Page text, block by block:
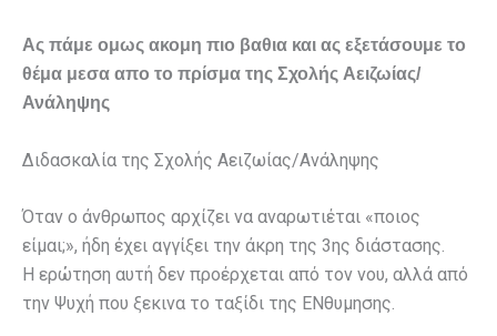
Ας πάμε ομως ακομη πιο βαθια και ας εξετάσουμε το
θέμα μεσα απο το πρίσμα της Σχολής Αειζωίας/
Ανάληψης
Διδασκαλία της Σχολής Αειζωίας/Ανάληψης
Όταν ο άνθρωπος αρχίζει να αναρωτιέται «ποιος
είμαι;», ήδη έχει αγγίξει την άκρη της 3ης διάστασης.
Η ερώτηση αυτή δεν προέρχεται από τον νου, αλλά από
την Ψυχή που ξεκινα το ταξίδι της ΕΝθυμησης.